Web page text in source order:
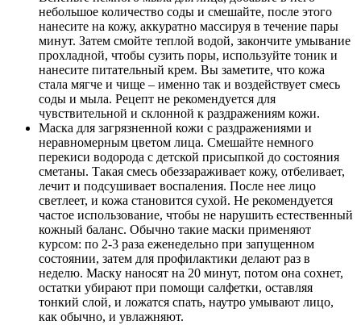
небольшое количество соды и смешайте, после этого
нанесите на кожу, аккуратно массируя в течение пары
минут. Затем смойте теплой водой, закончите умывание
прохладной, чтобы сузить поры, используйте тоник и
нанесите питательный крем. Вы заметите, что кожа
стала мягче и чище – именно так и воздействует смесь
соды и мыла. Рецепт не рекомендуется для
чувствительной и склонной к раздражениям кожи.
Маска для загрязненной кожи с раздражениями и
неравномерным цветом лица. Смешайте немного
перекиси водорода с детской присыпкой до состояния
сметаны. Такая смесь обеззараживает кожу, отбеливает,
лечит и подсушивает воспаления. После нее лицо
светлеет, и кожа становится сухой. Не рекомендуется
частое использование, чтобы не нарушить естественный
кожный баланс. Обычно такие маски применяют
курсом: по 2-3 раза еженедельно при запущенном
состоянии, затем для профилактики делают раз в
неделю. Маску наносят на 20 минут, потом она сохнет,
остатки убирают при помощи салфетки, оставляя
тонкий слой, и ложатся спать, наутро умывают лицо,
как обычно, и увлажняют.